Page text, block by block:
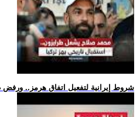
.. شروط إيرانية لتفعيل اتفاق هرمز..